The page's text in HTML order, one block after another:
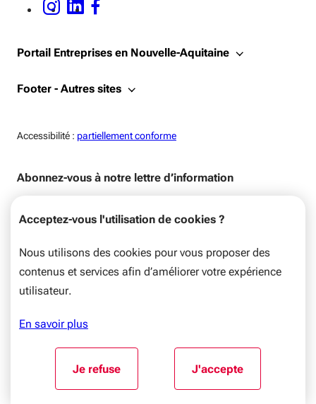
Acceptez-vous l'utilisation de cookies ?
Nous utilisons des cookies pour vous proposer des
contenus et services afin d’améliorer votre expérience
utilisateur.
En savoir plus
Je refuse
l'utilisation de cookies
J'accepte
l'utilisation de
INSTAGRAM - OUVERTURE DANS UNE NOUVELLE FENÊTRE
LINKEDIN - OUVERTURE DANS UNE NOUVELLE FENÊTRE
FACEBOOK - OUVERTURE DANS UNE NOUVELLE FENÊTRE
Portail Entreprises en Nouvelle-Aquitaine
Footer - Autres sites
Accessibilité : Accessiblité:
partiellement conforme
Abonnez-vous à notre lettre d’information
votre Région, (actions, évènements, dispositifs d’aides).
Votre adresse e-mail
Format : email@domaine.com
Aller au début du contenu